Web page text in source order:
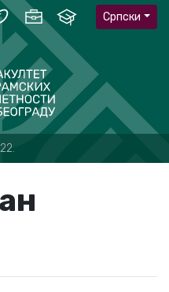
Српски